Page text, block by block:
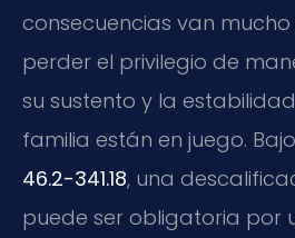
consecuencias van
perder el privilegio de
su sustento y la
familia están en juego.
46.2-341.18, una
puede ser obligatoria por